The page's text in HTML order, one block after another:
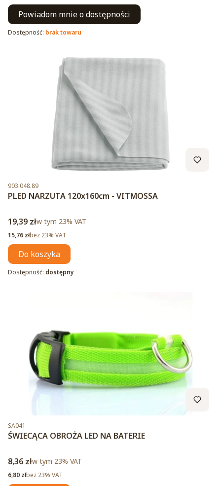
Powiadom mnie o dostępności
Dostępność: brak towaru
Kod produktu
903.048.89
PLED NARZUTA 120x160cm - VITMOSSA
Cena brutto
19,39 złw tym %s VAT
w tym 23% VAT
Cena netto
15,76 złbez 23% VAT
Do koszyka
Dostępność: dostępny
Kod produktu
SA041
ŚWIECĄCA OBROŻA LED NA BATERIE
Cena brutto
8,36 złw tym %s VAT
w tym 23% VAT
Cena netto
6,80 złbez 23% VAT